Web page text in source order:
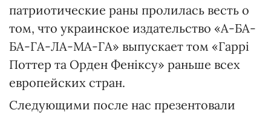
патриотические раны пролилась весть о
том, что украинское издательство «А-БА-
БА-ГА-ЛА-МА-ГА» выпускает том «Гаррі
Поттер та Орден Феніксу» раньше всех
европейских стран.
Следующими после нас презентовали